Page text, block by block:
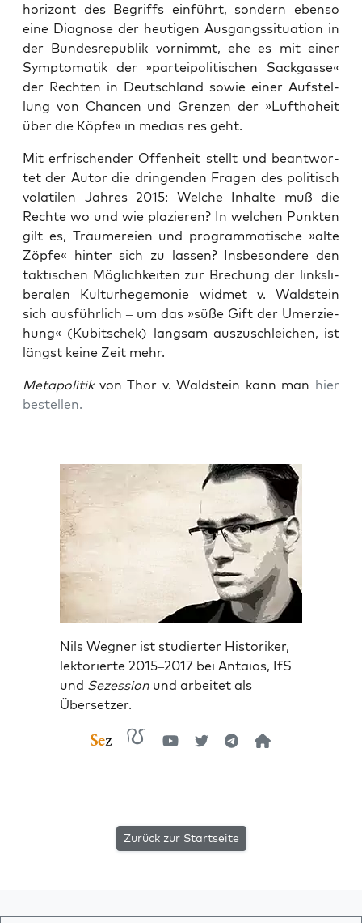
ho­ri­zont des Begriffs ein­führt, son­dern eben­so
eine Dia­gno­se der heu­ti­gen Aus­gangs­si­tua­ti­on in
der Bun­des­re­pu­blik vor­nimmt, ehe es mit einer
Sym­pto­ma­tik der »par­tei­po­li­ti­schen Sack­gas­se«
der Rech­ten in Deutsch­land sowie einer Auf­stel­
lung von Chan­cen und Gren­zen der »Luft­ho­heit
über die Köp­fe« in medi­as res geht.
Mit erfri­schen­der Offen­heit stellt und beant­wor­
tet der Autor die drin­gen­den Fra­gen des poli­tisch
vola­ti­len Jah­res 2015: Wel­che Inhal­te muß die
Rech­te wo und wie pla­zie­ren? In wel­chen Punk­ten
gilt es, Träu­me­rei­en und pro­gram­ma­ti­sche »alte
Zöp­fe« hin­ter sich zu las­sen? Ins­be­son­de­re den
tak­ti­schen Mög­lich­kei­ten zur Bre­chung der links­li­
be­ra­len Kul­tur­he­ge­mo­nie wid­met v. Wald­stein
sich aus­führ­lich – um das »süße Gift der Umer­zie­
hung« (Kubit­schek) lang­sam aus­zu­schlei­chen, ist
längst kei­ne Zeit mehr.
Meta­po­li­tikvon Thor v. Wald­stein kann man hier
bestel­len.
Nils Wegner ist studierter Historiker,
lektorierte 2015–2017 bei Antaios, IfS
und Sezession und arbeitet als
Übersetzer.
Zurück zur Startseite